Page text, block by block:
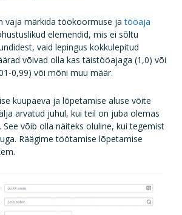
vaja märkida töökoormuse jatööaja
elemendid, mis ei sõltu
vaid lepingus kokkulepitud
võivad olla kas täistööajaga (1,0) või
0,99) või mõni muu määr.
kuupäeva ja lõpetamise aluse võite
arvatud juhul, kui teil on juba olemas
võib olla näiteks oluline, kui tegemist
Räägime töötamise lõpetamise